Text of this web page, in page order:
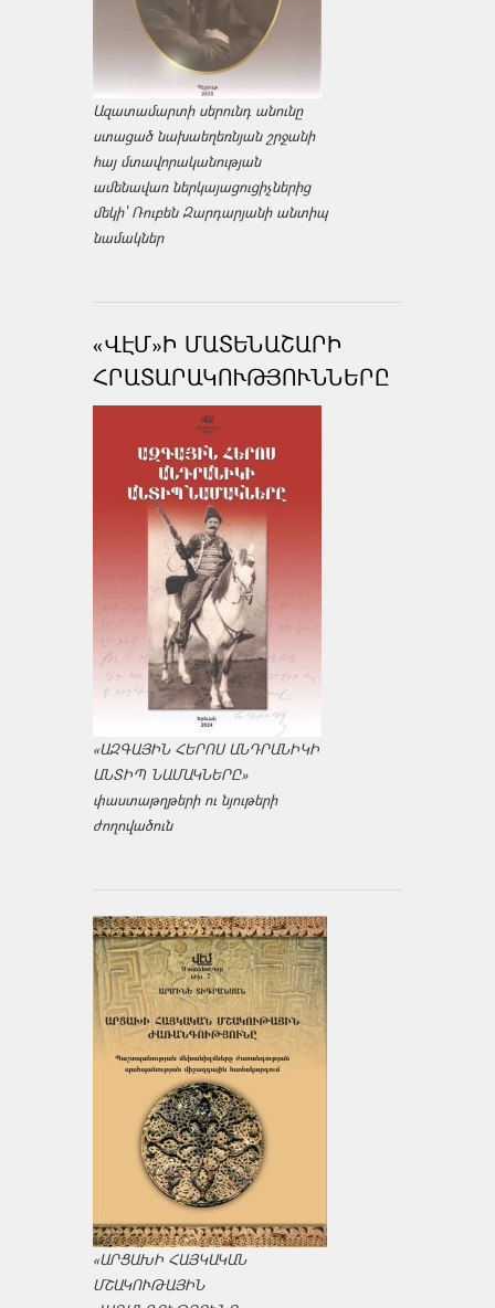
Ազատամարտի սերունդ անունը
ստացած նախաեղեռնյան շրջանի
հայ մտավորականության
ամենավառ ներկայացուցիչներից
մեկի՝ Ռուբեն Զարդարյանի անտիպ
նամակներ
«ՎԷՄ»Ի ՄԱՏԵՆԱՇԱՐԻ
ՀՐԱՏԱՐԱԿՈՒԹՅՈՒՆՆԵՐԸ
«ԱԶԳԱՅԻՆ ՀԵՐՈՍ ԱՆԴՐԱՆԻԿԻ
ԱՆՏԻՊ ՆԱՄԱԿՆԵՐԸ»
փաստաթղթերի ու նյութերի
ժողովածուն
«ԱՐՑԱԽԻ ՀԱՅԿԱԿԱՆ
ՄՇԱԿՈՒԹԱՅԻՆ